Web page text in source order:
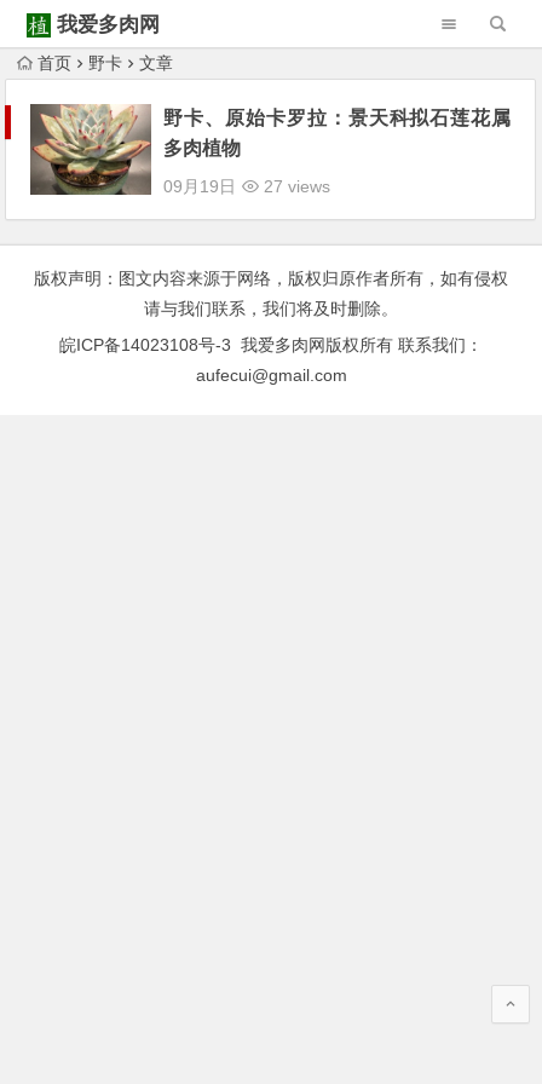
我爱多肉网
首页 野卡
文章
Warning: Trying to access array offset on null in
野卡、原始卡罗拉：景天科拟石莲花属
多肉植物
09月19日 27 views
版权声明：图文内容来源于网络，版权归原作者所有，如有侵权
请与我们联系，我们将及时删除。
皖ICP备14023108号-3 我爱多肉网版权所有 联系我们：
aufecui@gmail.com